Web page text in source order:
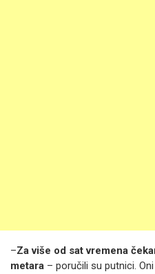
–Za više od sat vremena
metara – poručili su putnici.